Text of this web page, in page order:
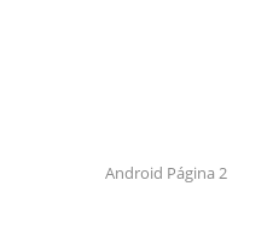
Android Página 2